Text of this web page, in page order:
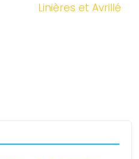
Linières et Avrillé